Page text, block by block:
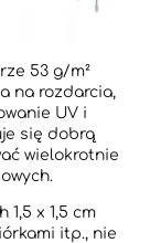
53 g/m²
na rozdarcia,
UV i
się dobrą
wielokrotnie
x 1,5 cm
itp., nie